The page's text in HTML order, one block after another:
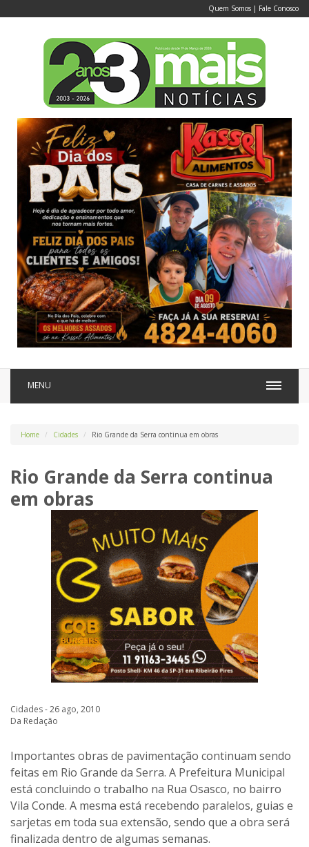
Quem Somos | Fale Conosco
MENU
Home Cidades Rio Grande da Serra continua em obras
Rio Grande da Serra continua
em obras
Cidades - 26 ago, 2010
Da Redação
Importantes obras de pavimentação continuam sendo
feitas em Rio Grande da Serra. A Prefeitura Municipal
está concluindo o trabalho na Rua Osasco, no bairro
Vila Conde. A mesma está recebendo paralelos, guias e
sarjetas em toda sua extensão, sendo que a obra será
finalizada dentro de algumas semanas.